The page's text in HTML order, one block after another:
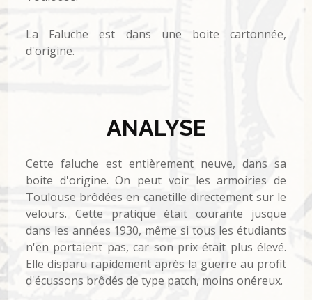
La Faluche est dans une boite cartonnée,
d'origine.
ANALYSE
Cette faluche est entièrement neuve, dans sa
boite d'origine. On peut voir les armoiries de
Toulouse brôdées en canetille directement sur le
velours. Cette pratique était courante jusque
dans les années 1930, même si tous les étudiants
n'en portaient pas, car son prix était plus élevé.
Elle disparu rapidement après la guerre au profit
d'écussons brôdés de type patch, moins onéreux.